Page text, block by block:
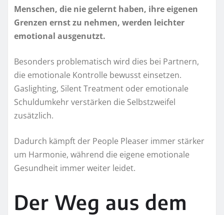
Menschen, die nie gelernt haben, ihre eigenen
Grenzen ernst zu nehmen, werden leichter
emotional ausgenutzt.
Besonders problematisch wird dies bei Partnern,
die emotionale Kontrolle bewusst einsetzen.
Gaslighting, Silent Treatment oder emotionale
Schuldumkehr verstärken die Selbstzweifel
zusätzlich.
Dadurch kämpft der People Pleaser immer stärker
um Harmonie, während die eigene emotionale
Gesundheit immer weiter leidet.
Der Weg aus dem